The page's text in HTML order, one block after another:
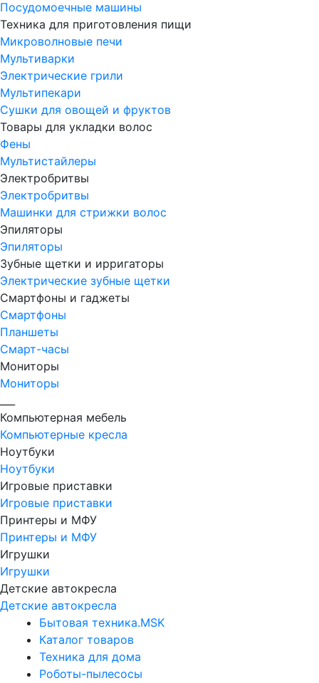
Посудомоечные машины
Техника для приготовления пищи
Микроволновые печи
Мультиварки
Электрические грили
Мультипекари
Сушки для овощей и фруктов
Товары для укладки волос
Фены
Мультистайлеры
Электробритвы
Электробритвы
Машинки для стрижки волос
Эпиляторы
Эпиляторы
Зубные щетки и ирригаторы
Электрические зубные щетки
Смартфоны и гаджеты
Смартфоны
Планшеты
Смарт-часы
Мониторы
Мониторы
Компьютерная мебель
Компьютерные кресла
Ноутбуки
Ноутбуки
Игровые приставки
Игровые приставки
Принтеры и МФУ
Принтеры и МФУ
Игрушки
Игрушки
Детские автокресла
Детские автокресла
Бытовая техника.MSK
Каталог товаров
Техника для дома
Роботы-пылесосы